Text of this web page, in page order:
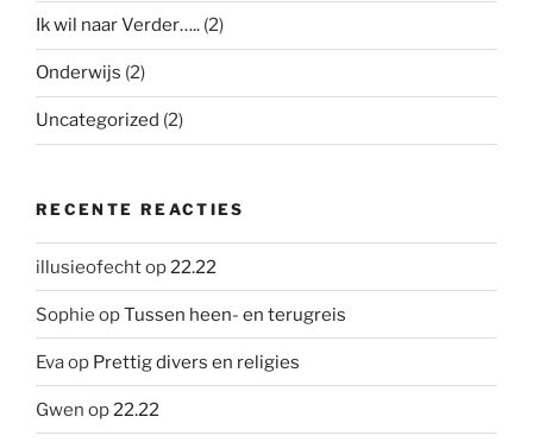
Ik wil naar Verder….. (2)
Onderwijs (2)
Uncategorized (2)
RECENTE REACTIES
illusieofechtop 22.22
Sophie opTussen heen- en terugreis
Evaop Prettig divers en religies
Gwen op 22.22